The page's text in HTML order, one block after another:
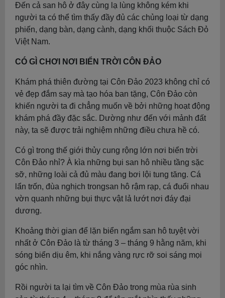
Đến cả san hô ở đây cùng lạ lùng không kém khi
người ta có thể tìm thấy đầy đủ các chủng loại từ dạng
phiến, dạng bàn, dạng cành, dạng khối thuộc Sách Đỏ
Việt Nam.
CÓ GÌ CHƠI NƠI BIỂN TRỜI CÔN ĐẢO
Khám phá thiên đường tại Côn Đảo 2023 không chỉ có
vẻ đẹp đắm say mà tạo hóa ban tặng, Côn Đảo còn
khiến người ta đi chẳng muốn về bởi những hoạt động
khám phá đầy đặc sắc. Dường như đến với mảnh đất
này, ta sẽ được trải nghiệm những điều chưa hề có.
Có gì trong thế giới thủy cung rộng lớn nơi biển trời
Côn Đảo nhỉ? À kìa những bụi san hô nhiều tầng sặc
sỡ, những loài cả đủ màu đang bơi lội tung tăng. Cá
lẩn trốn, đùa nghịch trongsan hô rậm rạp, cá đuổi nhau
vờn quanh những bụi thực vật lả lướt nơi đáy đại
dương.
Khoảng thời gian để lặn biển ngắm san hô tuyệt vời
nhất ở Côn Đảo là từ tháng 3 – tháng 9 hằng năm, khi
sóng biển dịu êm, khi nắng vàng rực rỡ soi sáng mọi
góc nhìn.
Rồi người ta lại tìm về Côn Đảo trong mùa rùa sinh